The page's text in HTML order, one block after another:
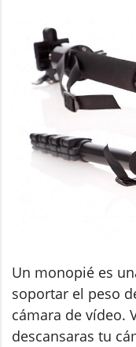
Un monopié es
soportar el peso
cámara de vídeo.
descansaras tu